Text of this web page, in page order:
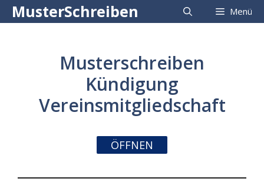
Zum
Inhalt
MusterSchreiben Menü
Musterschreiben
Kündigung
Vereinsmitgliedschaft
ÖFFNEN